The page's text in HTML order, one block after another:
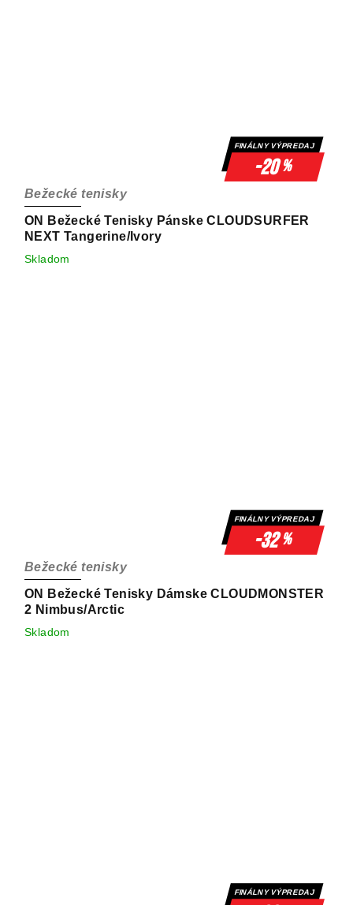
FINÁLNY VÝPREDAJ
-20%
ON Bežecké Tenisky Pánske CLOUDSURFER
NEXT Tangerine/Ivory
Bežecké tenisky
Skladom
FINÁLNY VÝPREDAJ
-32%
ON Bežecké Tenisky Dámske CLOUDMONSTER
2 Nimbus/Arctic
Bežecké tenisky
Skladom
FINÁLNY VÝPREDAJ